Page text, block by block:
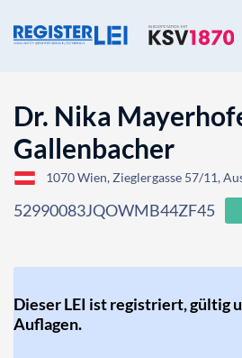
Dr. Nika
Gallenbacher
1070 Wien, Zieglergasse 57/11,
52990083JQOWMB44ZF45
Dieser LEI ist registriert, gültig
Auflagen.